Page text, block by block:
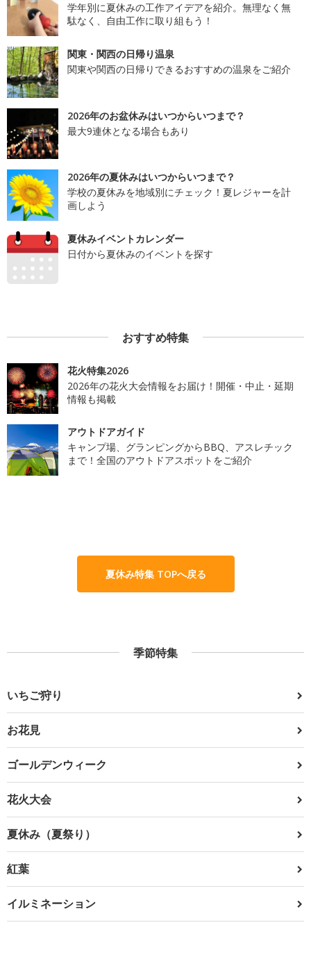
学年別に夏休みの工作アイデアを紹介。無理なく無
駄なく、自由工作に取り組もう！
関東・関西の日帰り温泉
関東や関西の日帰りできるおすすめの温泉をご紹介
2026年のお盆休みはいつからいつまで？
最大9連休となる場合もあり
2026年の夏休みはいつからいつまで？
学校の夏休みを地域別にチェック！夏レジャーを計
画しよう
夏休みイベントカレンダー
日付から夏休みのイベントを探す
おすすめ特集
花火特集2026
2026年の花火大会情報をお届け！開催・中止・延期
情報も掲載
アウトドアガイド
キャンプ場、グランピングからBBQ、アスレチック
まで！全国のアウトドアスポットをご紹介
夏休み特集 TOPへ戻る
季節特集
いちご狩り
お花見
ゴールデンウィーク
花火大会
夏休み（夏祭り）
紅葉
イルミネーション